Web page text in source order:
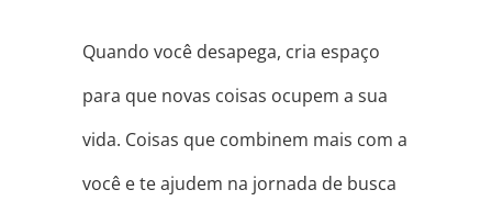
Quando você desapega, cria espaço
para que novas coisas ocupem a sua
vida. Coisas que combinem mais com a
você e te ajudem na jornada de busca